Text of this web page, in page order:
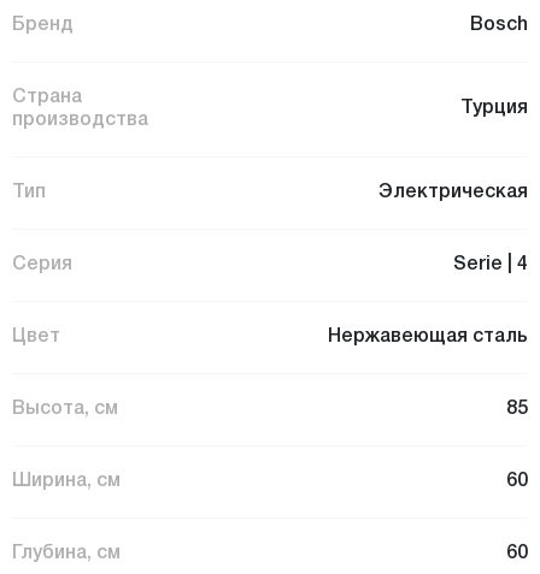
Бренд Bosch
Страна
производства
Турция
Тип Электрическая
Серия Serie | 4
Цвет Нержавеющая сталь
Высота, см 85
Ширина, см 60
Глубина, см 60